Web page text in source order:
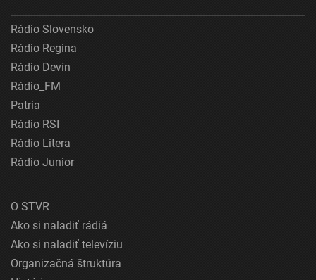
Rádio Slovensko
Rádio Regina
Rádio Devín
Rádio_FM
Patria
Rádio RSI
Rádio Litera
Rádio Junior
O STVR
Ako si naladiť rádiá
Ako si naladiť televíziu
Organizačná štruktúra